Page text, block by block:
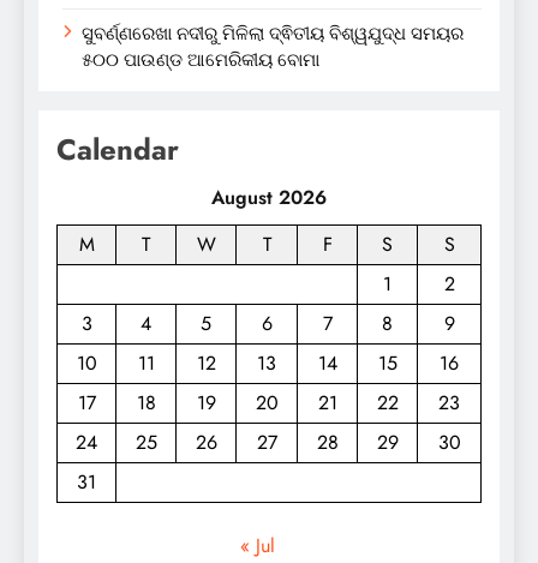
ସୁବର୍ଣ୍ଣରେଖା ନଦୀରୁ ମିଳିଲା ଦ୍ଵିତୀୟ ବିଶ୍ୱଯୁଦ୍ଧ ସମୟର
୫୦୦ ପାଉଣ୍ଡ ଆମେରିକୀୟ ବୋମା
Calendar
August 2026
M
T W T F S
S
1
2
3
4 5 6 7 8
9
10
11 12 13 14 15
16
17
18 19 20 21 22
23
24
25 26 27 28 29
30
31
« Jul